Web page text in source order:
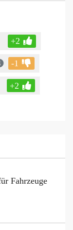
+2
-1
+2
Fahrzeuge